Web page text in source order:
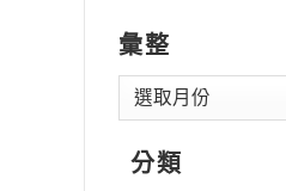
彙整
分類